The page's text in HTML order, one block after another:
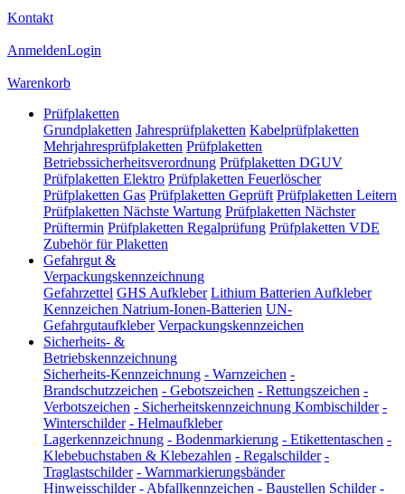
Kontakt
AnmeldenLogin
Warenkorb
Prüfplaketten
Grundplaketten Jahresprüfplaketten Kabelprüfplaketten
Mehrjahresprüfplaketten Prüfplaketten
Betriebssicherheitsverordnung Prüfplaketten DGUV
Prüfplaketten Elektro Prüfplaketten Feuerlöscher
Prüfplaketten Gas Prüfplaketten Geprüft Prüfplaketten Leitern
Prüfplaketten Nächste Wartung Prüfplaketten Nächster
Prüftermin Prüfplaketten Regalprüfung Prüfplaketten VDE
Zubehör für Plaketten
Gefahrgut &
Verpackungskennzeichnung
Gefahrzettel GHS Aufkleber Lithium Batterien Aufkleber
Kennzeichen Natrium-Ionen-Batterien UN-
Gefahrgutaufkleber Verpackungskennzeichen
Sicherheits- &
Betriebskennzeichnung
Sicherheits-Kennzeichnung - Warnzeichen -
Brandschutzzeichen - Gebotszeichen - Rettungszeichen -
Verbotszeichen - Sicherheitskennzeichnung Kombischilder -
Winterschilder - Helmaufkleber
Lagerkennzeichnung - Bodenmarkierung - Etikettentaschen -
Klebebuchstaben & Klebezahlen - Regalschilder -
Traglastschilder - Warnmarkierungsbänder
Hinweisschilder - Abfallkennzeichen - Baustellen Schilder -